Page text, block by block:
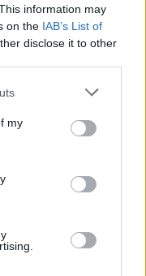
information may
on the IAB’s List of
disclose it to other
one or more Google
You may click to
third-party tags to
in below Google
my
át a tizenötödik
először nyert
rocktörténeti
Shankar is nyert
A szitárlegendát
raplemezért
pedig Kelly
Fischer Ivánnak,
nyerni a saját
díjazták,
Györggyel
.